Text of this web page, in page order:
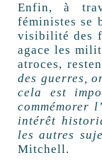
Enfin, à
féministes se
visibilité des
agace les
atroces,
des guerres,
cela est
commémorer
intérêt
les autres
Mitchell.